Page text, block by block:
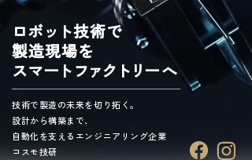
ロボッ ト技術で
製造現場を
スマートファクトリーへ
技術で製造の未来を切り拓く。
設計から構築まで、
自動化を支えるエンジニアリング企業
コスモ技研